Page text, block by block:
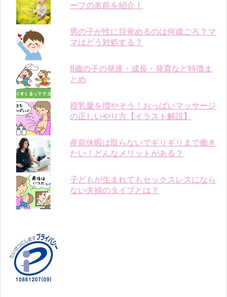
ーフの名前を紹介！
男の子が性に目覚めるのは何歳ごろ？マ
マはどう対処する？
8歳の子の発達・成長・発育など特徴ま
とめ
授乳量を増やそう！おっぱいマッサージ
の正しいやり方【イラスト解説】
産前休暇は取らないでギリギリまで働き
たい！どんなメリットがある？
子どもが生まれてもセックスレスになら
ない夫婦のタイプとは？